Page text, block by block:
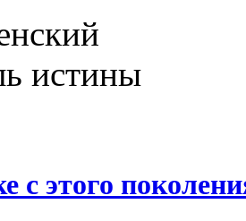
истины
с этого